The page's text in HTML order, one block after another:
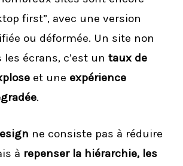
first”, avec une version
ou déformée. Un site non
écrans, c’est un taux de
et une expérience
.
ne consiste pas à réduire
à repenser la hiérarchie, les